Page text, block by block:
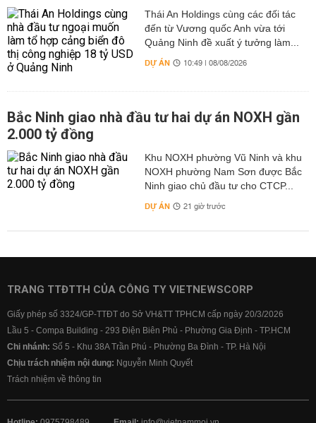
Thái An Holdings cùng các đối tác
đến từ Vương quốc Anh vừa tới
Quảng Ninh đề xuất ý tưởng làm...
DỰ ÁN 10:49 | 08/08/2026
Bắc Ninh giao nhà đầu tư hai dự án NOXH gần
2.000 tỷ đồng
Khu NOXH phường Vũ Ninh và khu
NOXH phường Nam Sơn được Bắc
Ninh giao chủ đầu tư cho CTCP...
DỰ ÁN 21 giờ trước
TRANG TTĐTTH CỦA CÔNG TY VIETNEWSCORP
Giấy phép số 3324/GP-TTĐT do Sở VH&TT TPHCM cấp ngày 20/3/2026
Lầu 5 - Compa Building - 293 Điện Biên Phủ - Phường Gia Định - TP.HCM
Chi nhánh: Số 5 - Khu 38A Trần Phú - Phường Ba Đình - TP. Hà Nội
Chịu trách nhiệm nội dung: Nguyễn Minh Quyết
Trách nhiệm về thông tin